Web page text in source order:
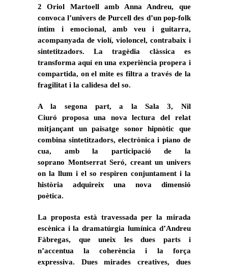
2 Oriol Martoell amb Anna Andreu, que
convoca l’univers de Purcell des d’un pop-folk
íntim i emocional, amb veu i guitarra,
acompanyada de violí, violoncel, contrabaix i
sintetitzadors. La tragèdia clàssica es
transforma aquí en una experiència propera i
compartida, on el mite es filtra a través de la
fragilitat i la calidesa del so.
A la segona part, a la Sala 3, Nil
Ciuró proposa una nova lectura del relat
mitjançant un paisatge sonor hipnòtic que
combina sintetitzadors, electrònica i piano de
cua, amb la participació de la
soprano Montserrat Seró, creant un univers
on la llum i el so respiren conjuntament i la
història adquireix una nova dimensió
poètica.
La proposta està travessada per la mirada
escènica i la dramatúrgia lumínica d’Andreu
Fàbregas, que uneix les dues parts i
n’accentua la coherència i la força
expressiva. Dues mirades creatives, dues